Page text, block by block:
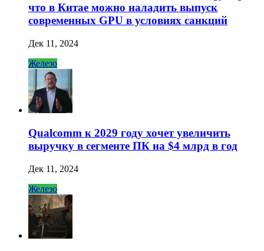
что в Китае можно наладить выпуск
современных GPU в условиях санкций
Дек 11, 2024
Железо
Qualcomm к 2029 году хочет увеличить
выручку в сегменте ПК на $4 млрд в год
Дек 11, 2024
Железо